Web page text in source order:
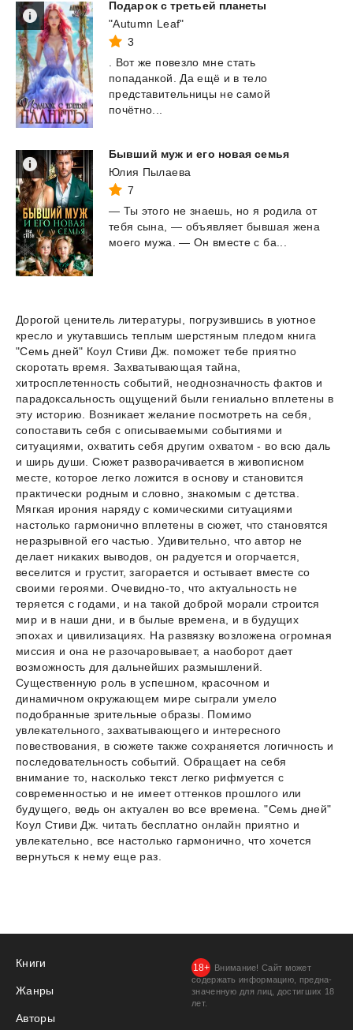
Подарок с третьей планеты
"Autumn Leaf"
3
. Вот же повезло мне стать
попаданкой. Да ещё и в тело
представительницы не самой
почётно...
Бывший муж и его новая семья
Юлия Пылаева
7
— Ты этого не знаешь, но я родила от
тебя сына, — объявляет бывшая жена
моего мужа. — Он вместе с ба...
Дорогой ценитель литературы, погрузившись в уютное
кресло и укутавшись теплым шерстяным пледом книга
"Семь дней" Коул Стиви Дж. поможет тебе приятно
скоротать время. Захватывающая тайна,
хитросплетенность событий, неоднозначность фактов и
парадоксальность ощущений были гениально вплетены в
эту историю. Возникает желание посмотреть на себя,
сопоставить себя с описываемыми событиями и
ситуациями, охватить себя другим охватом - во всю даль
и ширь души. Сюжет разворачивается в живописном
месте, которое легко ложится в основу и становится
практически родным и словно, знакомым с детства.
Мягкая ирония наряду с комическими ситуациями
настолько гармонично вплетены в сюжет, что становятся
неразрывной его частью. Удивительно, что автор не
делает никаких выводов, он радуется и огорчается,
веселится и грустит, загорается и остывает вместе со
своими героями. Очевидно-то, что актуальность не
теряется с годами, и на такой доброй морали строится
мир и в наши дни, и в былые времена, и в будущих
эпохах и цивилизациях. На развязку возложена огромная
миссия и она не разочаровывает, а наоборот дает
возможность для дальнейших размышлений.
Существенную роль в успешном, красочном и
динамичном окружающем мире сыграли умело
подобранные зрительные образы. Помимо
увлекательного, захватывающего и интересного
повествования, в сюжете также сохраняется логичность и
последовательность событий. Обращает на себя
внимание то, насколько текст легко рифмуется с
современностью и не имеет оттенков прошлого или
будущего, ведь он актуален во все времена. "Семь дней"
Коул Стиви Дж. читать бесплатно онлайн приятно и
увлекательно, все настолько гармонично, что хочется
вернуться к нему еще раз.
Книги
Жанры
Авторы
Внимание! Сайт может
содержать информацию, предна­
значенную для лиц, дости­гших 18
лет.